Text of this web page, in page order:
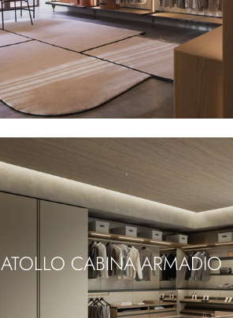
ATOLLO CABINA ARMADIO